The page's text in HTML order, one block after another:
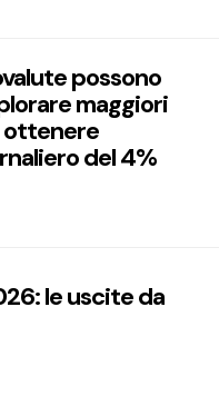
possono
maggiori
ottenere
del 4%
le uscite da